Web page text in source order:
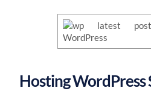
Hosting WordPress